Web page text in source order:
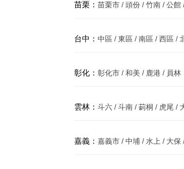
苗栗： 苗栗市 / 頭份 / 竹南 / 公館
台中： 中區 / 東區 / 南區 / 西區 /
彰化： 彰化市 / 和美 / 鹿港 / 員林
雲林： 斗六 / 斗南 / 莿桐 / 虎尾 /
嘉義： 嘉義市 / 中埔 / 水上 / 大保